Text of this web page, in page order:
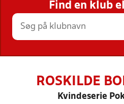
STILLINGER,
Find en klub
ROSKILDE
Kvindeserie